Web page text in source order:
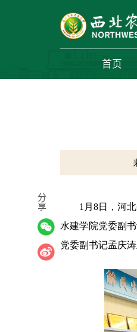
首页
1月8日，河
水建学院党委副
党委副书记孟庆涛
分
享